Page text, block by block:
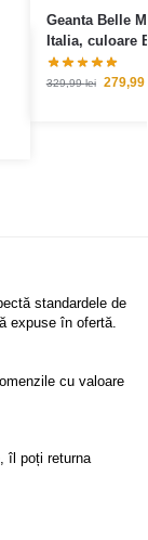
Geanta Belle
Italia, culoare
329,99lei 279,99
standardele de
expuse în ofertă.
cu valoare
îl poți returna